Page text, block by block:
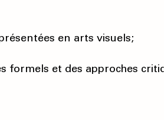
en arts visuels;
formels et des approches